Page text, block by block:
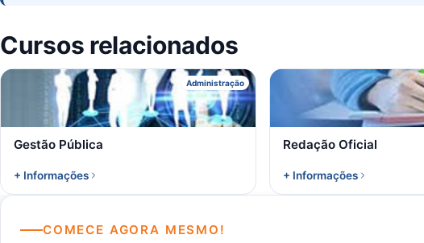
Cursos relacionados
Administração
G
Gestão Pública
+ Informações
R
Redação Oficial
+ Informações
COMECE AGORA MESMO!